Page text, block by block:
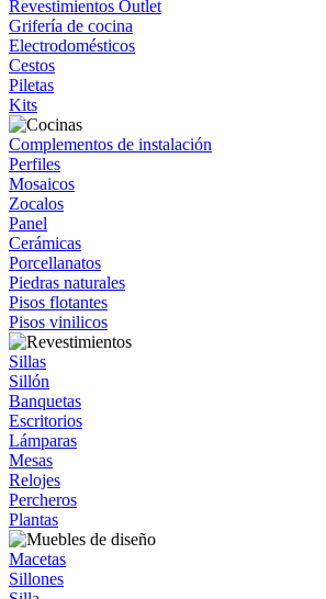
Revestimientos Outlet
Grifería de cocina
Electrodomésticos
Cestos
Piletas
Kits
Complementos de instalación
Perfiles
Mosaicos
Zocalos
Panel
Cerámicas
Porcellanatos
Piedras naturales
Pisos flotantes
Pisos vinilicos
Sillas
Sillón
Banquetas
Escritorios
Lámparas
Mesas
Relojes
Percheros
Plantas
Macetas
Sillones